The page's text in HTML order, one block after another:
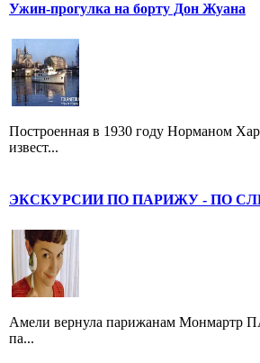
Ужин-прогулка на борту Дон Жуана
Построенная в 1930 году Норманом
извест...
ЭКСКУРСИИ ПО ПАРИЖУ - ПО
Амели вернула парижанам Монмартр
па...